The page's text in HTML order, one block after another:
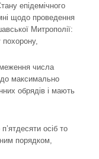
епідемічного
щодо проведення
Митрополії:
числа
до максимально
обрядів і мають
осіб то
порядком,